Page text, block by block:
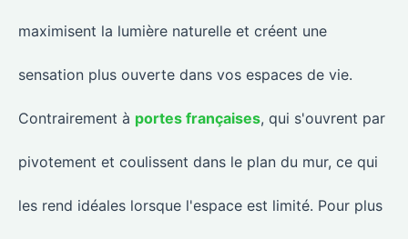
maximisent la lumière naturelle et créent une
sensation plus ouverte dans vos espaces de vie.
Contrairement à portes françaises, qui s'ouvrent par
pivotement et coulissent dans le plan du mur, ce qui
les rend idéales lorsque l'espace est limité. Pour plus